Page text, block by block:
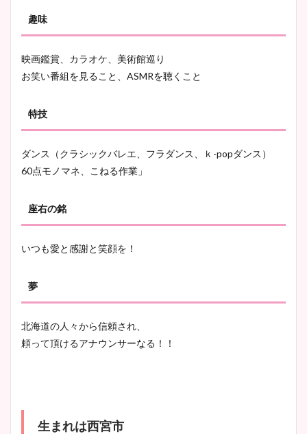
まとめた！
趣味
映画鑑賞、カラオケ、美術館巡り
お笑い番組を見ること、ASMRを聴くこと
特技
ダンス（クラシックバレエ、フラダンス、ｋ-popダンス）
60点モノマネ、こねる作業」
座右の銘
いつも愛と感謝と笑顔を！
夢
北海道の人々から信頼され、
頼って頂けるアナウンサーなる！！
生まれは西宮市